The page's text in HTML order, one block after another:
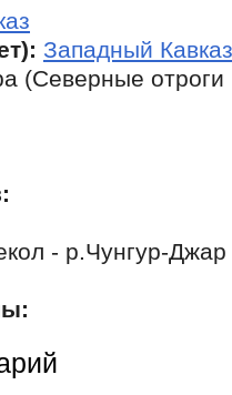
Западный Кавказ
(Северные отроги
- р.Чунгур-